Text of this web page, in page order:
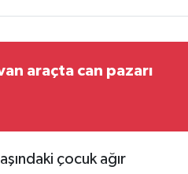
araçta can pazarı
çocuk ağır